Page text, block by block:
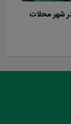
شهر محلات